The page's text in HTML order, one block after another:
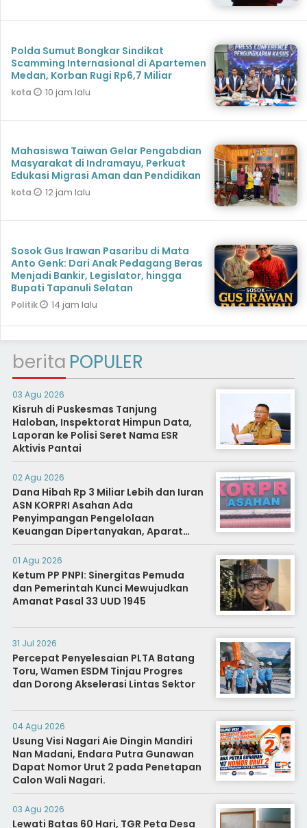
Polda Sumut Bongkar Sindikat
Scamming Internasional di Apartemen
Medan, Korban Rugi Rp6,7 Miliar
kota 10 jam lalu
Mahasiswa Taiwan Gelar Pengabdian
Masyarakat di Indramayu, Perkuat
Edukasi Migrasi Aman dan Pendidikan
kota 12 jam lalu
Sosok Gus Irawan Pasaribu di Mata
Anto Genk: Dari Anak Pedagang Beras
Menjadi Bankir, Legislator, hingga
Bupati Tapanuli Selatan
Politik 14 jam lalu
berita POPULER
03 Agu 2026
Kisruh di Puskesmas Tanjung
Haloban, Inspektorat Himpun Data,
Laporan ke Polisi Seret Nama ESR
Aktivis Pantai
02 Agu 2026
Dana Hibah Rp 3 Miliar Lebih dan Iuran
ASN KORPRI Asahan Ada
Penyimpangan Pengelolaan
Keuangan Dipertanyakan, Aparat
Diminta Segera Usut
01 Agu 2026
Ketum PP PNPI: Sinergitas Pemuda
dan Pemerintah Kunci Mewujudkan
Amanat Pasal 33 UUD 1945
31 Jul 2026
Percepat Penyelesaian PLTA Batang
Toru, Wamen ESDM Tinjau Progres
dan Dorong Akselerasi Lintas Sektor
04 Agu 2026
Usung Visi Nagari Aie Dingin Mandiri
Nan Madani, Endara Putra Gunawan
Dapat Nomor Urut 2 pada Penetapan
Calon Wali Nagari.
03 Agu 2026
Lewati Batas 60 Hari, TGR Peta Desa